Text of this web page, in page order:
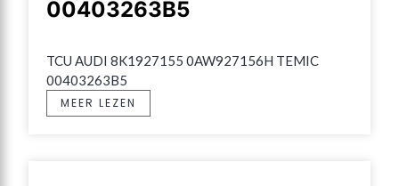
00403263B5
TCU AUDI 8K1927155 0AW927156H TEMIC
00403263B5
MEER LEZEN